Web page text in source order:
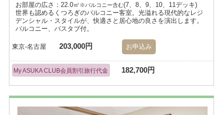
お部屋の広さ：22.0㎡ ※バルコニー含む(7、8、9、10、11デッキ)
世界も認めるくつろぎのバルコニー客室。光溢れる現代的なレジ
デンシャル・スタイルが、快適さと居心地の良さを演出します。
バルコニー、バスタブ付。
東京-名古屋 203,000円 お申込み
My ASUKA CLUB会員割引旅行代金 182,700円